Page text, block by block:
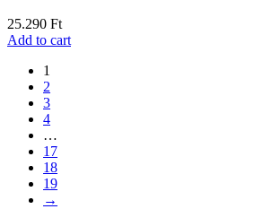
25.290 Ft
Add to cart
1
2
3
4
…
17
18
19
→